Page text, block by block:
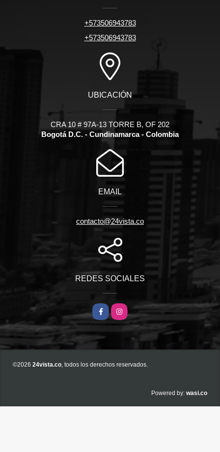
+573506943783
+573506943783
UBICACIÓN
CRA 10 # 97A-13 TORRE B, OF 202
Bogotá D.C. - Cundinamarca - Colombia
EMAIL
contacto@24vista.co
REDES SOCIALES
FacebookInstagram
©2026 24vista.co, todos los derechos reservados.
Powered by: wasi.co